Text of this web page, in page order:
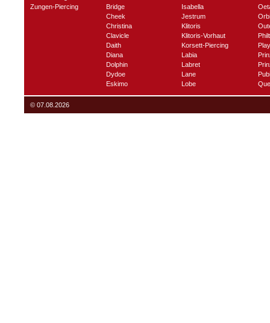
Zungen-Piercing
Bridge
Cheek
Christina
Clavicle
Daith
Diana
Dolphin
Dydoe
Eskimo
Isabella
Jestrum
Klitoris
Klitoris-Vorhaut
Korsett-Piercing
Labia
Labret
Lane
Lobe
© 07.08.2026